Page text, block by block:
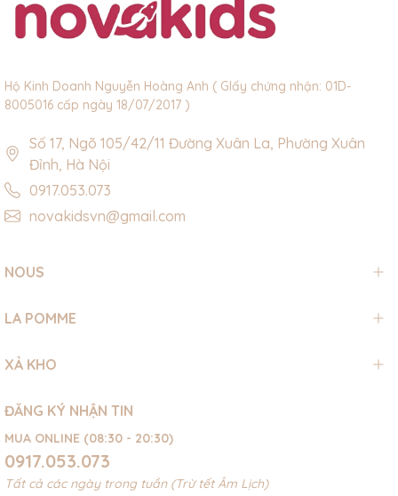
Hộ Kinh Doanh Nguyễn Hoàng Anh ( GIấy chứng nhận: 01D-
8005016 cấp ngày 18/07/2017 )
Số 17, Ngõ 105/42/11 Đường Xuân La, Phường Xuân
Đỉnh, Hà Nội
0917.053.073
novakidsvn@gmail.com
NOUS
LA POMME
XẢ KHO
ĐĂNG KÝ NHẬN TIN
MUA ONLINE (08:30 - 20:30)
0917.053.073
Tất cả các ngày trong tuần (Trừ tết Âm Lịch)